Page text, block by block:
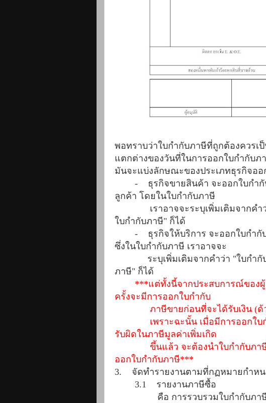
พอทราบว่าใบกำกับภาษีที่ถูกต้องควรเ
แตกต่างของวันที่ในการออกใบกำกับภ
มันจะแบ่งลักษณะของประเภทธุรกิจออ
- ธุรกิจขายสินค้า จะออกใบกำ
ลูกค้า โดยในใบกำกับภาษี
เราอาจจะระบุเพิ่มเติมจากค
ใบกำกับภาษี" ก็ได้
- ธุรกิจให้บริการ จะออกใบกำกั
ซึ่งในใบกำกับภาษี เราอาจจะ
ระบุเพิ่มเติมจากคำว่า "ใบกำกั
ภาษี" ก็ได้
***แต่ทั้งนี้จากประสบการณ์ของผู้
ครั้งจะมีการออกใบกำกับ
ภาษีขายก่อนที่จะได้รับเงิน (ด้
เพราะฉะนั้น เมื่อมีการออกใ
รับผิดในภาษีมูลค่าเพิ่มเกิด
ขึ้นแล้ว จะต้องนำใบกำกับภา
ออกใบกำกับภาษี***
3. จัดทำรายงานตามที่กฏหมายกำห
3.1 รายงานภาษีซื้อ
คือ การรวบรวมใบกำกับภ